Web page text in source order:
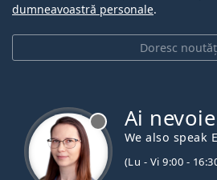
Doresc
dumneavoastră personale.
Ai
We also speak
(Lu - Vi 9:00 -